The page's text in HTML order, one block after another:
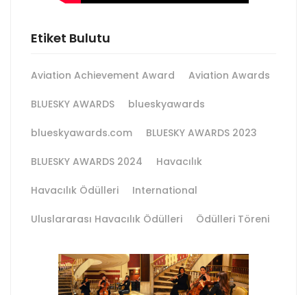
Etiket Bulutu
Aviation Achievement Award Aviation Awards
BLUESKY AWARDS blueskyawards
blueskyawards.com BLUESKY AWARDS 2023
BLUESKY AWARDS 2024 Havacılık
Havacılık Ödülleri International
Uluslararası Havacılık Ödülleri Ödülleri Töreni